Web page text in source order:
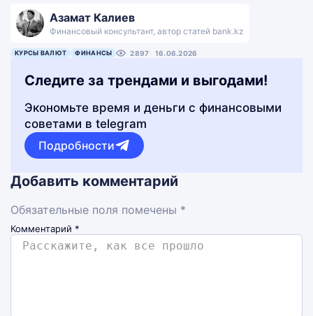
Азамат Калиев
Финансовый консультант, автор статей bank.kz
КУРСЫ ВАЛЮТ ФИНАНСЫ 2897 16.06.2026
Следите за трендами и выгодами!
Экономьте время и деньги с финансовыми
советами в telegram
Подробности
Добавить комментарий
Обязательные поля помечены *
Комментарий *